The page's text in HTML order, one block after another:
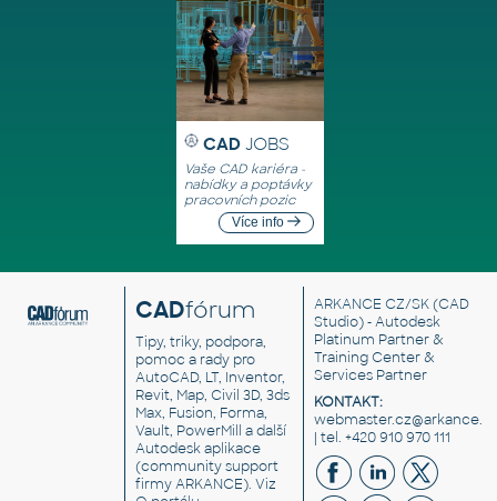
CAD JOBS
Vaše CAD kariéra -
nabídky a poptávky
pracovních pozic
Více info
CADfórum
Tipy, triky, podpora,
pomoc a rady pro
AutoCAD, LT, Inventor,
Revit, Map, Civil 3D, 3ds
Max, Fusion, Forma,
Vault, PowerMill a další
Autodesk aplikace
(community support
firmy ARKANCE). Viz
ARKANCE CZ/SK(CAD
Studio) - Autodesk
Platinum Partner &
Training Center &
Services Partner
KONTAKT:
| tel. +420 910 970 111